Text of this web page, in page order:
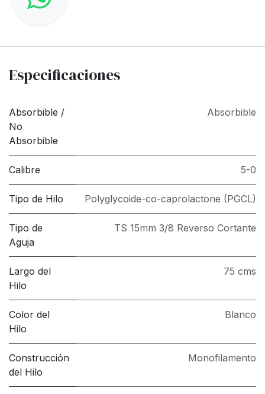
Especificaciones
Absorbible /
No
Absorbible
Absorbible
Calibre 5-0
Tipo de Hilo Polyglycoide-co-caprolactone (PGCL)
Tipo de
Aguja
TS 15mm 3/8 Reverso Cortante
Largo del
Hilo
75 cms
Color del
Hilo
Blanco
Construcción
del Hilo
Monofilamento